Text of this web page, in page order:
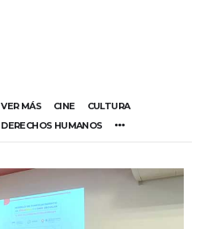
VER MÁS CINE
CULTURA
DERECHOS HUMANOS